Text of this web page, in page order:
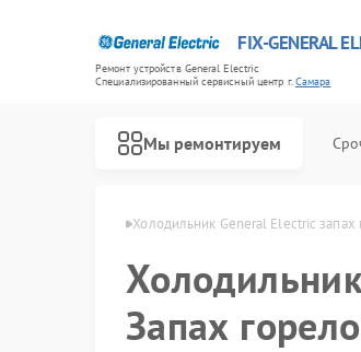
FIX-GENERAL
Ремонт устройств General Electric
Специализированный cервисный центр г.Самара
Мы ремонтируем
Electric в Самаре Холодильник General Electric запах
Запах